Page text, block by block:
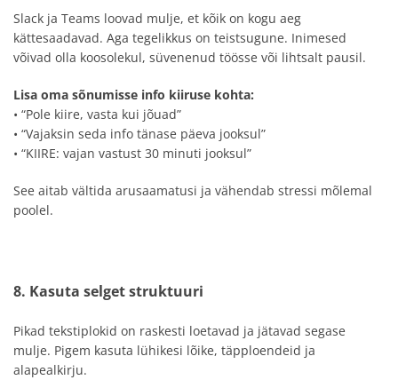
Slack ja Teams loovad mulje, et kõik on kogu aeg
kättesaadavad. Aga tegelikkus on teistsugune. Inimesed
võivad olla koosolekul, süvenenud töösse või lihtsalt pausil.
Lisa oma sõnumisse info kiiruse kohta:
• “Pole kiire, vasta kui jõuad”
• “Vajaksin seda info tänase päeva jooksul”
• “KIIRE: vajan vastust 30 minuti jooksul”
See aitab vältida arusaamatusi ja vähendab stressi mõlemal
poolel.
8. Kasuta selget struktuuri
Pikad tekstiplokid on raskesti loetavad ja jätavad segase
mulje. Pigem kasuta lühikesi lõike, täpploendeid ja
alapealkirju.